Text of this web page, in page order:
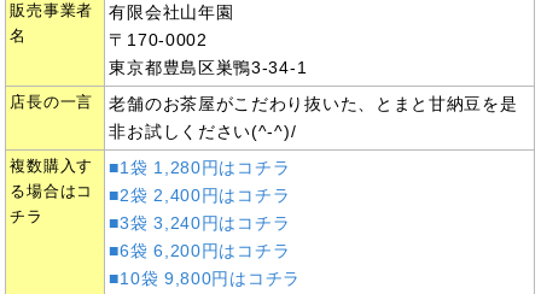
販売事業者
名
有限会社山年園
〒170-0002
東京都豊島区巣鴨3-34-1
店長の一言
老舗のお茶屋がこだわり抜いた、とまと甘納豆を是
非お試しください(^-^)/
複数購入す
る場合はコ
チラ
■1袋 1,280円はコチラ
■2袋 2,400円はコチラ
■3袋 3,240円はコチラ
■6袋 6,200円はコチラ
■10袋 9,800円はコチラ